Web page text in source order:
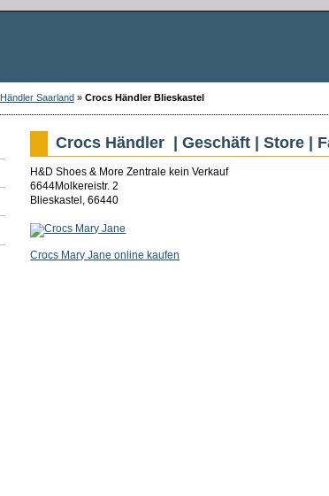
Händler Saarland» Crocs Händler Blieskastel
Crocs Händler | Geschäft | Store |
H&D Shoes & More Zentrale kein Verkauf
6644Molkereistr. 2
Blieskastel, 66440
Crocs Mary Jane online kaufen